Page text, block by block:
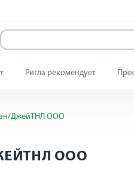
Ригла рекомендует
ДжейТНЛ ООО
ООО